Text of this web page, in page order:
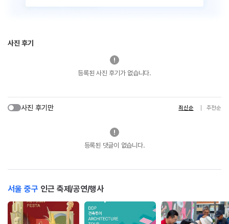
사진 후기
등록된 사진 후기가 없습니다.
사진 후기만 최신순 추천순
등록된 댓글이 없습니다.
서울 중구 인근 축제/공연/행사